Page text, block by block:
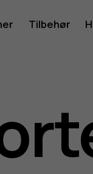
Tilbehør